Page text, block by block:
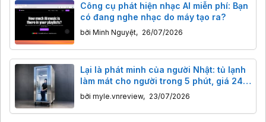
Công cụ phát hiện nhạc AI miễn phí: Bạn
có đang nghe nhạc do máy tạo ra?
bởi Minh Nguyệt, 26/07/2026
Lại là phát minh của người Nhật: tủ lạnh
làm mát cho người trong 5 phút, giá 240
triệu đồng
bởi myle.vnreview, 23/07/2026